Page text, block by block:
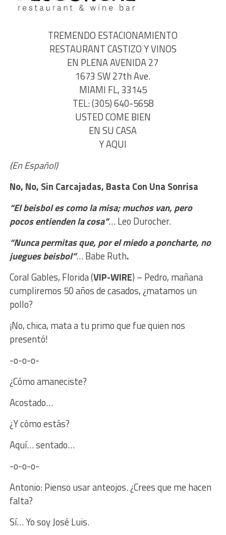
TREMENDO ESTACIONAMIENTO
RESTAURANT CASTIZO Y VINOS
EN PLENA AVENIDA 27
1673 SW 27th Ave.
MIAMI FL, 33145
TEL: (305) 640-5658
USTED COME BIEN
EN SU CASA
Y AQUI
(En Español)
No, No, Sin Carcajadas, Basta Con Una Sonrisa
“El beisbol es como la misa; muchos van, pero
pocos entienden la cosa”… Leo Durocher.
“Nunca permitas que, por el miedo a poncharte, no
juegues beisbol”… Babe Ruth.
Coral Gables, Florida (VIP-WIRE) – Pedro, mañana
cumpliremos 50 años de casados, ¿matamos un
pollo?
¡No, chica, mata a tu primo que fue quien nos
presentó!
-o-o-o-
¿Cómo amaneciste?
Acostado…
¿Y cómo estás?
Aquí… sentado…
-o-o-o-
Antonio: Pienso usar anteojos. ¿Crees que me hacen
falta?
Sí… Yo soy José Luis.